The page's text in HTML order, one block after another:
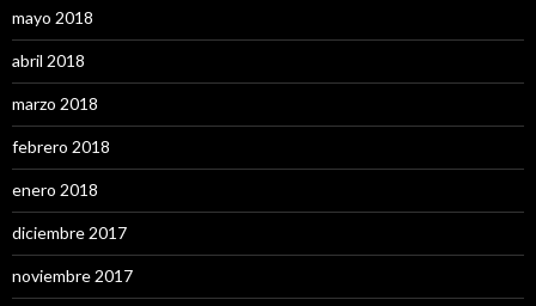
mayo 2018
abril 2018
marzo 2018
febrero 2018
enero 2018
diciembre 2017
noviembre 2017